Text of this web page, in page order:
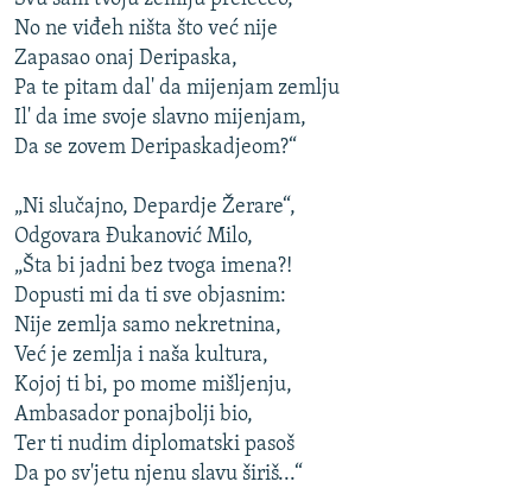
No ne viđeh ništa što već nije
Zapasao onaj Deripaska,
Pa te pitam dal' da mijenjam zemlju
Il' da ime svoje slavno mijenjam,
Da se zovem Deripaskadjeom?“
„Ni slučajno, Depardje Žerare“,
Odgovara Đukanović Milo,
„Šta bi jadni bez tvoga imena?!
Dopusti mi da ti sve objasnim:
Nije zemlja samo nekretnina,
Već je zemlja i naša kultura,
Kojoj ti bi, po mome mišljenju,
Ambasador ponajbolji bio,
Ter ti nudim diplomatski pasoš
Da po sv'jetu njenu slavu širiš...“